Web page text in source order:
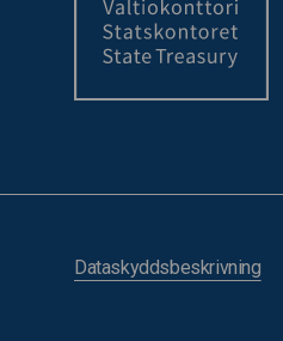
Dataskyddsbeskrivning